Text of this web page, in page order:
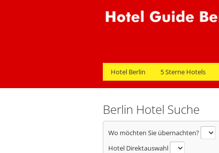
Hotel Berlin 5 Sterne Hotels
Berlin Hotel Suche
Wo möchten Sie übernachten?
Hotel Direktauswahl